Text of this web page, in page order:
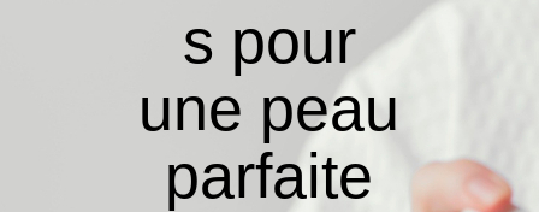
s pour
une peau
parfaite